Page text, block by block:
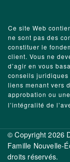
Ce site Web
ne sont pas des
constituer le
client. Vous ne
d’agir en vous
conseils
liens menant vers
approbation ou
l’intégralité de
© Copyright 2026
Famille Nouvelle-
droits réservés.